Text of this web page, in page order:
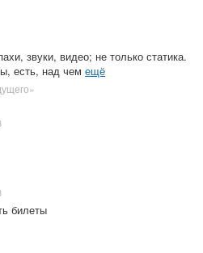
звуки, видео; не только статика.
есть, над чем ещё
билеты